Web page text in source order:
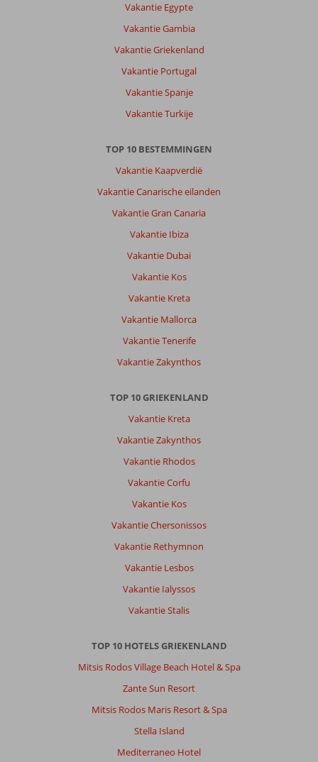
Vakantie Egypte
Vakantie Gambia
Vakantie Griekenland
Vakantie Portugal
Vakantie Spanje
Vakantie Turkije
TOP 10 BESTEMMINGEN
Vakantie Kaapverdië
Vakantie Canarische eilanden
Vakantie Gran Canaria
Vakantie Ibiza
Vakantie Dubai
Vakantie Kos
Vakantie Kreta
Vakantie Mallorca
Vakantie Tenerife
Vakantie Zakynthos
TOP 10 GRIEKENLAND
Vakantie Kreta
Vakantie Zakynthos
Vakantie Rhodos
Vakantie Corfu
Vakantie Kos
Vakantie Chersonissos
Vakantie Rethymnon
Vakantie Lesbos
Vakantie Ialyssos
Vakantie Stalis
TOP 10 HOTELS GRIEKENLAND
Mitsis Rodos Village Beach Hotel & Spa
Zante Sun Resort
Mitsis Rodos Maris Resort & Spa
Stella Island
Mediterraneo Hotel